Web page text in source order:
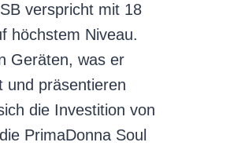
verspricht mit 18
höchstem Niveau.
Geräten, was er
und präsentieren
die Investition von
PrimaDonna Soul